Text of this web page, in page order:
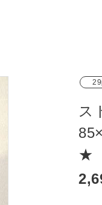
ョセフ
ス
★